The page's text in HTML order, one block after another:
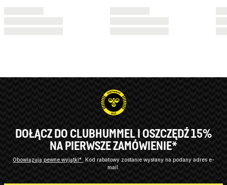
DOŁĄCZ DO CLUBHUMMEL I OSZCZĘDŹ 15%
NA PIERWSZE ZAMÓWIENIE*
Obowiązują pewne wyjątki*
Kod rabatowy zostanie wysłany na podany adres e-
mail.